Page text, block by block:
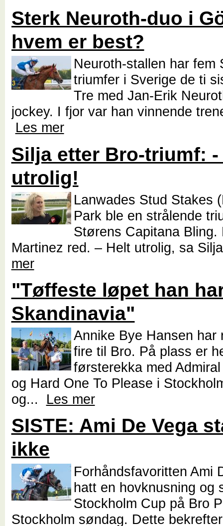
Sterk Neuroth-duo i
hvem er best?
Neuroth-stallen har fem
triumfer i Sverige de ti
Tre med Jan-Erik
jockey. I fjor var han vinnende
Les mer
Silja etter Bro-triumf: -
utrolig!
Lanwades Stud Stakes
Park ble en strålende
Størens Capitana Bling.
Martinez red. – Helt utrolig, sa
mer
"Tøffeste løpet han
Skandinavia"
Annike Bye Hansen har
fire til Bro. På plass er
førsterekka med
og Hard One To Please i
og... Les mer
SISTE: Ami De Vega
ikke
Forhåndsfavoritten Ami
hatt en hovknusning og
Stockholm Cup på Bro
Stockholm søndag. Dette